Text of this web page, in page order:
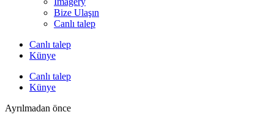
Bize Ulaşın
Canlı talep
Canlı talep
Künye
Canlı talep
Künye
Ayrılmadan önce